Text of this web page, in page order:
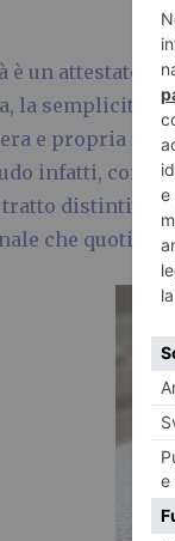
è un attestato
la semplicità,
e propria
infatti,
distintivo,
che